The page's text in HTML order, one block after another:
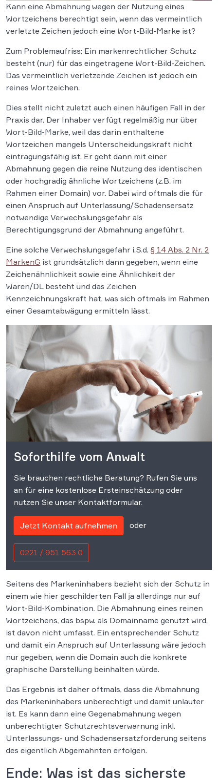
Kann eine Abmahnung wegen der Nutzung eines
Wortzeichens berechtigt sein, wenn das vermeintlich
verletzte Zeichen jedoch eine Wort-Bild-Marke ist?
Zum Problemaufriss: Ein markenrechtlicher Schutz
besteht (nur) für das eingetragene Wort-Bild-Zeichen.
Das vermeintlich verletzende Zeichen ist jedoch ein
reines Wortzeichen.
Dies stellt nicht zuletzt auch einen häufigen Fall in der
Praxis dar. Der Inhaber verfügt regelmäßig nur über
Wort-Bild-Marke, weil das darin enthaltene
Wortzeichen mangels Unterscheidungskraft nicht
eintragungsfähig ist. Er geht dann mit einer
Abmahnung gegen die reine Nutzung des identischen
oder hochgradig ähnliche Wortzeichens (z.B. im
Rahmen einer Domain) vor. Dabei wird oftmals die für
einen Anspruch auf Unterlassung/Schadensersatz
notwendige Verwechslungsgefahr als
Berechtigungsgrund der Abmahnung angeführt.
Eine solche Verwechslungsgefahr i.S.d. § 14 Abs. 2 Nr. 2
MarkenG ist grundsätzlich dann gegeben, wenn eine
Zeichenähnlichkeit sowie eine Ähnlichkeit der
Waren/DL besteht und das Zeichen
Kennzeichnungskraft hat, was sich oftmals im Rahmen
einer Gesamtabwägung ermitteln lässt.
Soforthilfe vom Anwalt
Sie brauchen rechtliche Beratung? Rufen Sie uns
an für eine kostenlose Ersteinschätzung oder
nutzen Sie unser Kontaktformular.
Jetzt Kontakt aufnehmen oder
0221 / 951 563 0
Seitens des Markeninhabers bezieht sich der Schutz in
einem wie hier geschilderten Fall ja allerdings nur auf
Wort-Bild-Kombination. Die Abmahnung eines reinen
Wortzeichens, das bspw. als Domainname genutzt wird,
ist davon nicht umfasst. Ein entsprechender Schutz
und damit ein Anspruch auf Unterlassung wäre jedoch
nur gegeben, wenn die Domain auch die konkrete
graphische Darstellung beinhalten würde.
Das Ergebnis ist daher oftmals, dass die Abmahnung
des Markeninhabers unberechtigt und damit unlauter
ist. Es kann dann eine Gegenabmahnung wegen
unberechtigter Schutzrechtsverwarnung inkl.
Unterlassungs- und Schadensersatzforderung seitens
des eigentlich Abgemahnten erfolgen.
Ende: Was ist das sicherste